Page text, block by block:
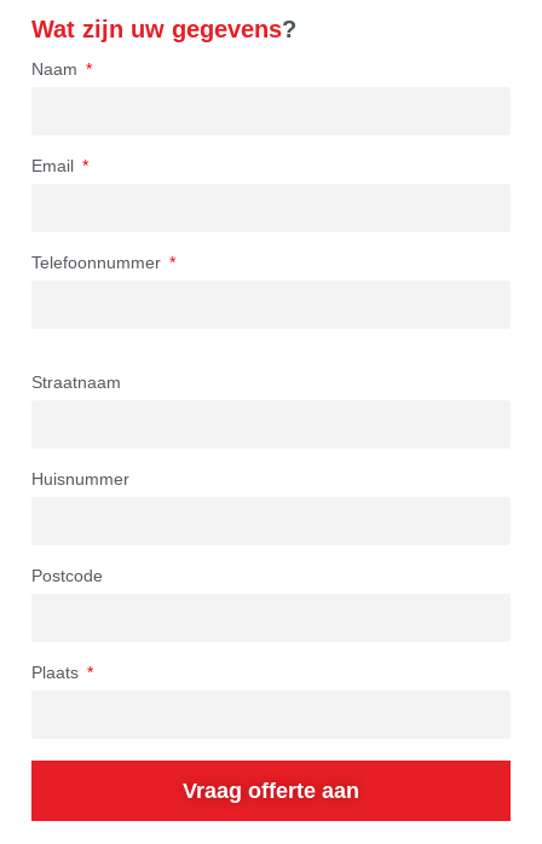
Wat zijn uw gegevens?
Naam
Email
Telefoonnummer
Straatnaam
Huisnummer
Postcode
Plaats
Vraag offerte aan